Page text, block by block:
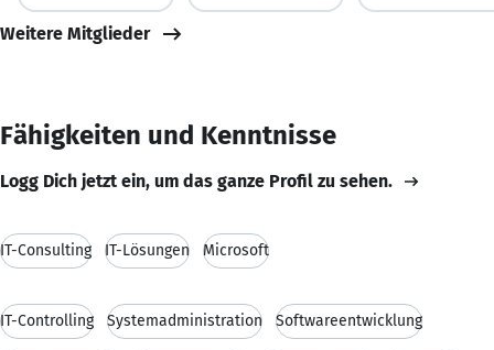
Weitere Mitglieder
Fähigkeiten und Kenntnisse
Logg Dich jetzt ein, um das ganze Profil zu sehen.
IT-Consulting IT-Lösungen Microsoft
IT-Controlling Systemadministration Softwareentwicklung